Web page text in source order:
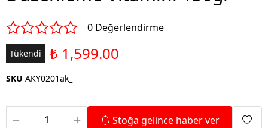
0 Değerlendirme
Tükendi ₺ 1,599.00
SKU AKY0201ak_
Stoğa gelince haber ver